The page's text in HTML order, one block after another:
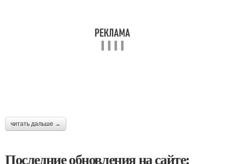
читать дальше →
Последние обновления на сайте: